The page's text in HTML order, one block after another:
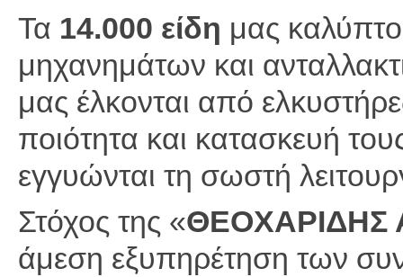
Τα 14.000 είδη μας
μηχανημάτων και
μας έλκονται από
ποιότητα και κατασκευή
εγγυώνται τη σωστή
Στόχος της «ΘΕΟΧΑΡΙΔΗΣ
άμεση εξυπηρέτηση των